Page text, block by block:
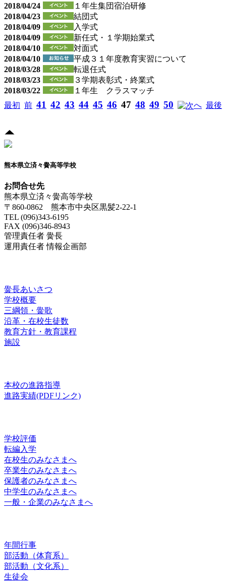
2018/04/24
１年生集団宿泊研修
2018/04/23
結団式
2018/04/09
入学式
2018/04/09
新任式・１学期始業式
2018/04/10
対面式
2018/04/10
平成３１年度教育実習について
2018/03/28
転退任式
2018/03/23
３学期表彰式・終業式
2018/03/22
１年生 クラスマッチ
最初 前 41 42 43 44 45 46 47 48 49 50 へ 最後
熊本県立済々黌高等学校
お問合せ先
熊本県立済々黌高等学校
〒860-0862 熊本市中央区黒髪2-22-1
TEL (096)343-6195
FAX (096)346-8943
管理責任者 黌長
運用責任者 情報企画部
黌長あいさつ
学校概要
三綱領・黌歌
沿革・在校生徒数
教育方針・教育課程
施設
本校の進路指導
進路実績(PDFリンク)
学校評価
転編入学
在校生のみなさまへ
卒業生のみなさまへ
保護者のみなさまへ
中学生のみなさまへ
一般・企業のみなさまへ
年間行事
部活動（体育系）
部活動（文化系）
生徒会